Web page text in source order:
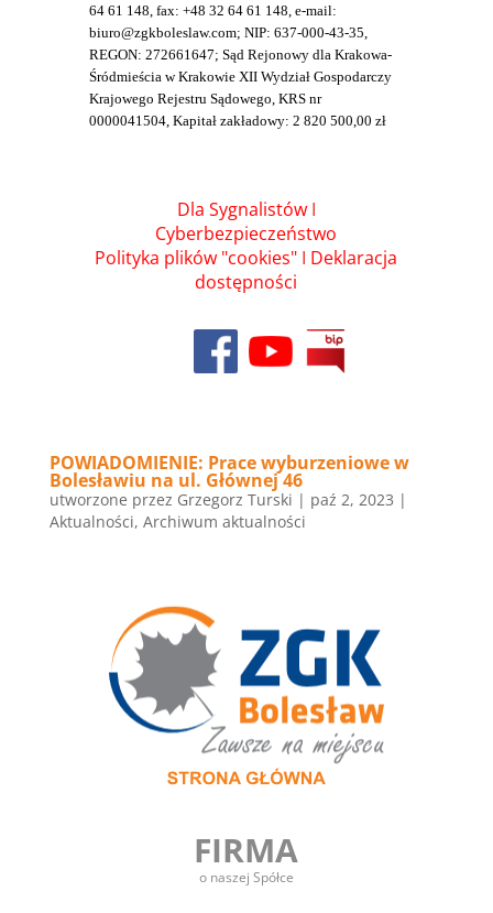
64 61 148, fax: +48 32 64 61 148, e-mail:
biuro@zgkboleslaw.com; NIP: 637-000-43-35,
REGON: 272661647; Sąd Rejonowy dla Krakowa-
Śródmieścia w Krakowie XII Wydział Gospodarczy
Krajowego Rejestru Sądowego, KRS nr
0000041504, Kapitał zakładowy: 2 820 500,00 zł
Dla SygnalistówI
Cyberbezpieczeństwo
Polityka plików "cookies" I Deklaracja
dostępności
POWIADOMIENIE: Prace wyburzeniowe w
Bolesławiu na ul. Głównej 46
utworzone przez Grzegorz Turski | paź 2, 2023 |
Aktualności, Archiwum aktualności
FIRMA
o naszej Spółce